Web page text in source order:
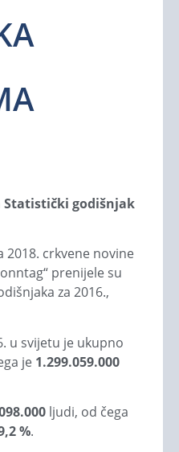
Statistički godišnjak
2018. crkvene novine
prenijele su
za 2016.,
u svijetu je ukupno
je 1.299.059.000
ljudi, od čega
%.